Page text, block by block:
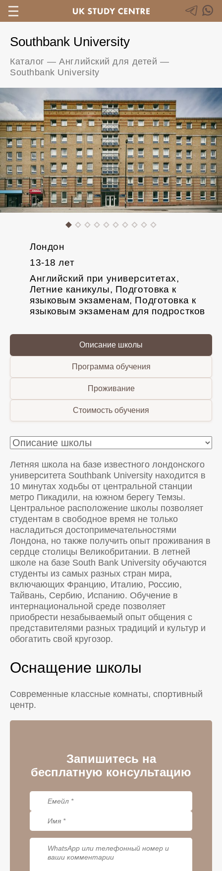
Southbank University
Каталог —Английский для детей —
Southbank University
Лондон
13-18 лет
Английский при университетах,
Летние каникулы, Подготовка к
языковым экзаменам, Подготовка к
языковым экзаменам для подростков
Описание школы
Программа обучения
Проживание
Стоимость обучения
Летняя школа на базе известного лондонского
университета Southbank University находится в
10 минутах ходьбы от центральной станции
метро Пикадили, на южном берегу Темзы.
Центральное расположение школы позволяет
студентам в свободное время не только
насладиться достопримечательностями
Лондона, но также получить опыт проживания в
сердце столицы Великобритании. В летней
школе на базе South Bank University обучаются
студенты из самых разных стран мира,
включающих Францию, Италию, Россию,
Тайвань, Сербию, Испанию. Обучение в
интернациональной среде позволяет
приобрести незабываемый опыт общения с
представителями разных традиций и культур и
обогатить свой кругозор.
Оснащение школы
Современные классные комнаты, спортивный
центр.
Запишитесь на
бесплатную консультацию